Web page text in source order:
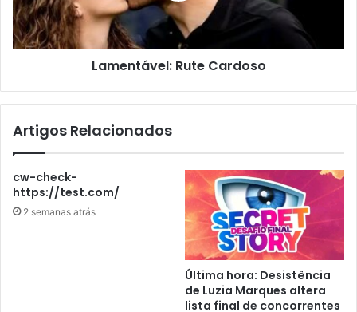
Lamentável: Rute Cardoso
Artigos Relacionados
cw-check-
https://test.com/
2 semanas atrás
Última hora: Desistência
de Luzia Marques altera
lista final de concorrentes